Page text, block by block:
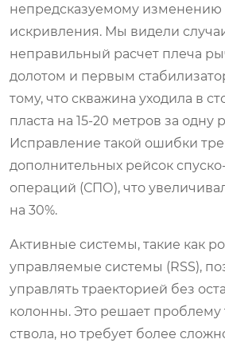
непредсказуемому изменению
искривления. Мы видели
неправильный расчет плеча
долотом и первым
тому, что скважина уходила в
пласта на 15-20 метров за одну
Исправление такой ошибки
дополнительных рейсок
операций (СПО), что
на 30%.
Активные системы, такие как
управляемые системы (RSS),
управлять траекторией без
колонны. Это решает проблему
ствола, но требует более